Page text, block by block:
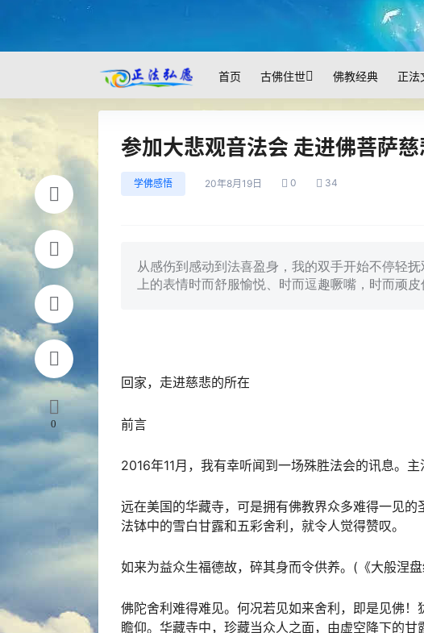
首页 古佛住世 佛教经典 正法
参加大悲观音法会 走进佛菩萨
学佛感悟 20年8月19日 0 34
从感伤到感动到法喜盈身，我的双手开始不停轻
上的表情时而舒服愉悦、时而逗趣噘嘴，时而顽皮
回家，走进慈悲的所在
前言
2016年11月，我有幸听闻到一场殊胜法会的讯息。主
远在美国的华藏寺，可是拥有佛教界众多难得一见的
法钵中的雪白甘露和五彩舍利，就令人觉得赞叹。
如来为益众生福德故，碎其身而令供养。(《大般涅盘
佛陀舍利难得难见。何况若见如来舍利，即是见佛
瞻仰。华藏寺中，珍藏当众人之面，由虚空降下的
0